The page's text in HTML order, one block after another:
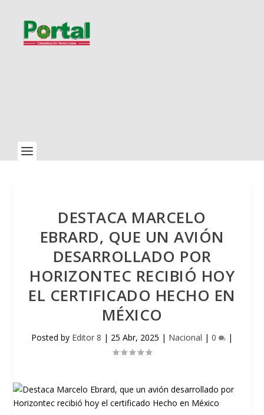
DESTACA MARCELO
EBRARD, QUE UN AVIÓN
DESARROLLADO POR
HORIZONTEC RECIBIÓ HOY
EL CERTIFICADO HECHO EN
MÉXICO
Posted by Editor 8 | 25 Abr, 2025 | Nacional | 0 |